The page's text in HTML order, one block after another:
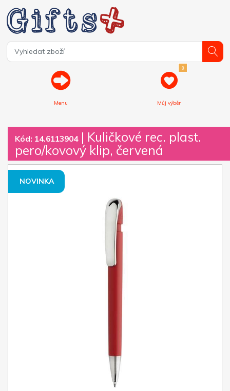
Menu
0
Můj výběr
Kód: 14.6113904| Kuličkové rec. plast.
pero/kovový klip, červená
NOVINKA